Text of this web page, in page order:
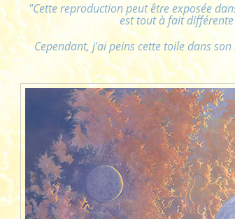
"Cette reproduction peut être exposée
est tout à fait
Cependant, j'ai peins cette toile dans